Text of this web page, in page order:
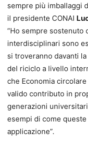
sempre più imballaggi
il presidente CONAI
“Ho sempre sostenuto
interdisciplinari sono
si troveranno davanti
del riciclo a livello
che Economia
valido contributo in
generazioni
esempi di come
applicazione”.